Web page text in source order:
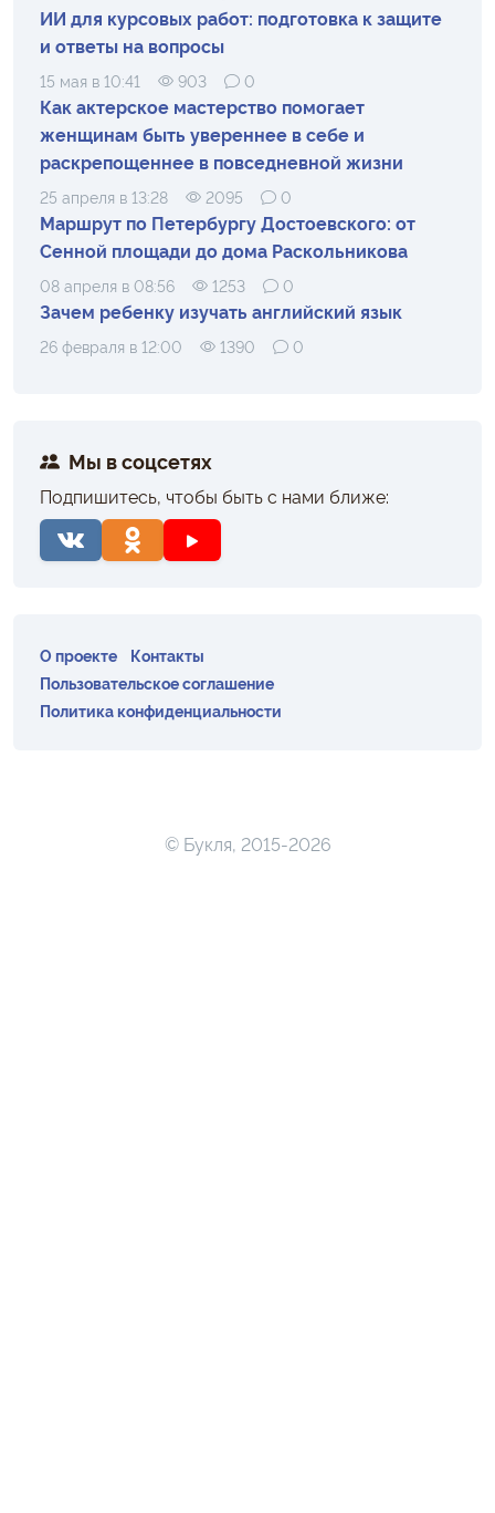
ИИ для курсовых работ: подготовка к защите
и ответы на вопросы
15 мая в 10:41 903 0
Как актерское мастерство помогает
женщинам быть увереннее в себе и
раскрепощеннее в повседневной жизни
25 апреля в 13:28 2095 0
Маршрут по Петербургу Достоевского: от
Сенной площади до дома Раскольникова
08 апреля в 08:56 1253 0
Зачем ребенку изучать английский язык
26 февраля в 12:00 1390 0
Мы в соцсетях
Подпишитесь, чтобы быть с нами ближе:
О проекте
Контакты
Пользовательское соглашение
Политика конфиденциальности
© Букля, 2015-2026